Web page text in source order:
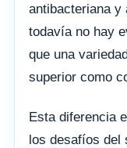
antibacteriana y
todavía no hay
que una
superior como
Esta diferencia
los desafíos del